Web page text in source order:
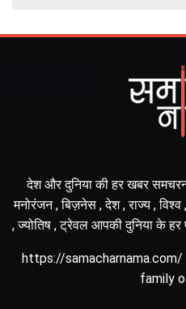
देश और दुनिया की हर खबर
मनोरंजन , बिज़नेस , देश , राज्य , विश्व
, ज्योतिष , ट्रेवल आपकी दुनिया के
https://
family